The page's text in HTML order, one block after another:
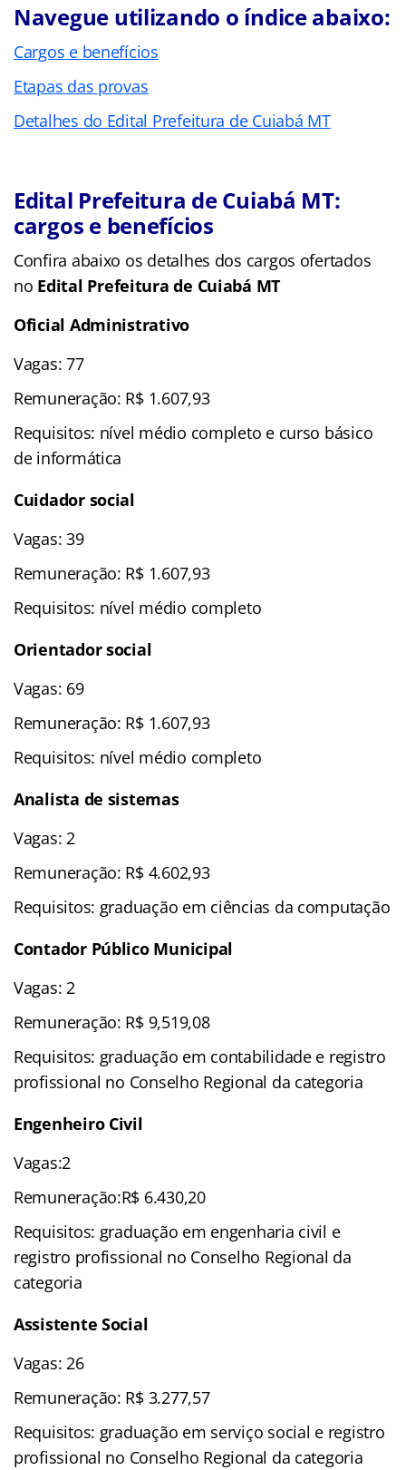
Navegue utilizando o índice abaixo:
Cargos e benefícios
Etapas das provas
Detalhes do Edital Prefeitura de Cuiabá MT
Edital Prefeitura de Cuiabá MT:
cargos e benefícios
Confira abaixo os detalhes dos cargos ofertados
no Edital Prefeitura de Cuiabá MT
Oficial Administrativo
Vagas: 77
Remuneração: R$ 1.607,93
Requisitos: nível médio completo e curso básico
de informática
Cuidador social
Vagas: 39
Remuneração: R$ 1.607,93
Requisitos: nível médio completo
Orientador social
Vagas: 69
Remuneração: R$ 1.607,93
Requisitos: nível médio completo
Analista de sistemas
Vagas: 2
Remuneração: R$ 4.602,93
Requisitos: graduação em ciências da computação
Contador Público Municipal
Vagas: 2
Remuneração: R$ 9,519,08
Requisitos: graduação em contabilidade e registro
profissional no Conselho Regional da categoria
Engenheiro Civil
Vagas:2
Remuneração:R$ 6.430,20
Requisitos: graduação em engenharia civil e
registro profissional no Conselho Regional da
categoria
Assistente Social
Vagas: 26
Remuneração: R$ 3.277,57
Requisitos: graduação em serviço social e registro
profissional no Conselho Regional da categoria